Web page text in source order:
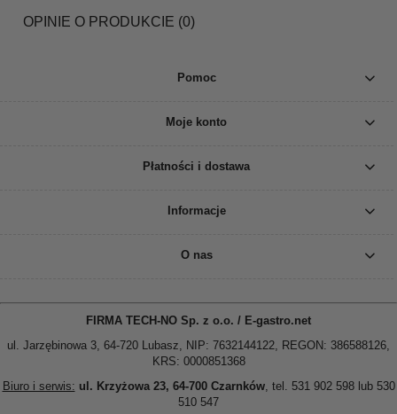
OPINIE O PRODUKCIE (0)
Pomoc
Moje konto
Płatności i dostawa
Informacje
O nas
FIRMA TECH-NO Sp. z o.o. / E-gastro.net
ul. Jarzębinowa 3, 64-720 Lubasz, NIP: 7632144122, REGON: 386588126,
KRS: 0000851368
Biuro i serwis: ul. Krzyżowa 23, 64-700 Czarnków, tel. 531 902 598 lub 530
510 547